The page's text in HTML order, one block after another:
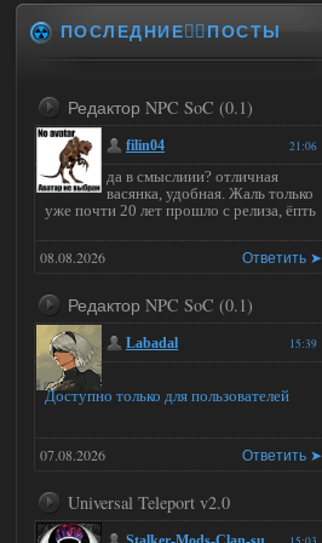
ПОСЛЕДНИЕ✍🏻ПОСТЫ
Редактор NPC SoC (0.1)
21:06
filin04
да в смыслиии? отличная
васянка, удобная. Жаль только
уже почти 20 лет прошло с релиза, ёпть
Ответить ➤
08.08.2026
Редактор NPC SoC (0.1)
15:39
Labadal
Доступно только для пользователей
Ответить ➤
07.08.2026
Universal Teleport v2.0